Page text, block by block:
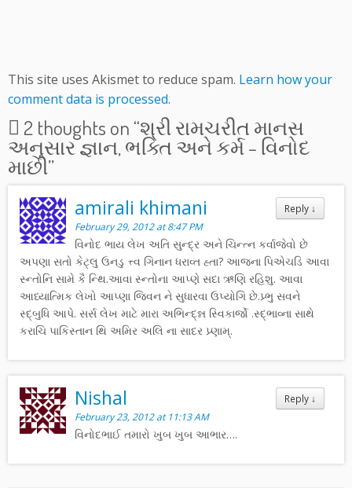
This site uses Akismet to reduce spam. Learn how your
comment data is processed.
2 thoughts on “શ્રી રામચરીત માનસ
અનુસાર જ્ઞાન, ભક્તિ અને કર્મ – વિનોદ
માછી”
Reply ↓
amirali khimani
February 29, 2012 at 8:47 PM
વિનોદ ભાય લેખ અતિ સુન્દ્ર અને ચિન્ત્ન કર્વાજેવો છે
અપણા સતો કેટ્લુ ઉનડુ ત્ત્વ ગિનાન ધરાવ્ત હ્તા? આજ્ના પિએચડિ આવા
સ્ન્તોનિ સામે કૈ ન્થિ.આવા સ્ન્તોના આપ્ણે સદા ઋણિ રહિશુ. આવા
આધ્યાત્મિક લેખો આપ્ણા જિવન ને સુધારવા ઉપ્યોગિ છે.પ્ર્ભુ સવને
સ્દ્બુધિ આપે. સર્સ લેખ માટે મારા અભિન્દ્ન્ન સ્વિકાર્જો .સ્દ્ભાવ્ના સાથે
કરાચિ પાકિસ્તાન થિ અમિર અલિ ના સાદર પ્ર્ણામ્.
Reply ↓
Nishal
February 23, 2012 at 11:13 AM
વિનોદભાઈ તમારો ખુબ ખુબ આભાર….